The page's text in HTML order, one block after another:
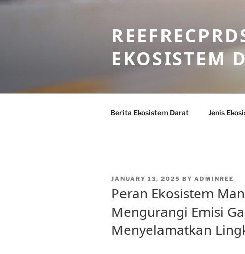
Skip
EKOSISTEM
Berita Ekosistem Darat Jenis
POSTED
JANUARY 13, 2025 BY ADMINREE
Peran Ekosistem
Mengurangi Emisi
Menyelamatkan